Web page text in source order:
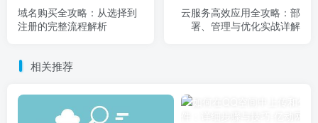
域名购买全攻略：从选择到
注册的完整流程解析
云服务高效应用全攻略：部
署、管理与优化实战详解
相关推荐